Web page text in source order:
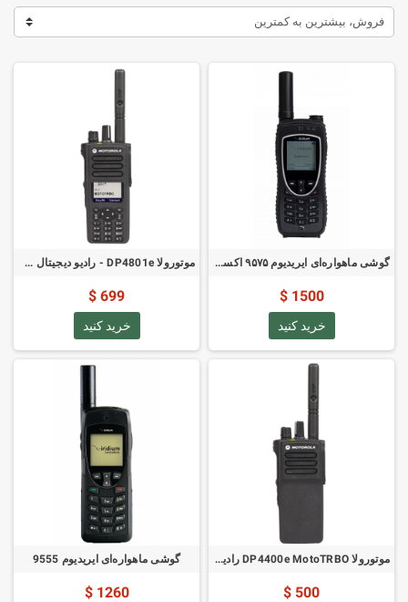
فروش، بیشترین به کمترین
گوشی ماهواره‌ای ایریدیوم ۹۵۷۵ اکستریم
1500 $
خرید کنید
موتورولا DP4801e - رادیو دیجیتال VHF MotoTRBO
699 $
خرید کنید
موتورولا DP4400e MotoTRBO رادیوی VHF
500 $
گوشی ماهواره‌ای ایریدیوم 9555
1260 $